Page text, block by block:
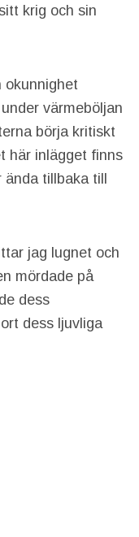
krig och sin
okunnighet
värmeböljan
börja kritiskt
här inlägget finns
ända tillbaka till
jag lugnet och
mördade på
dess
dess ljuvliga